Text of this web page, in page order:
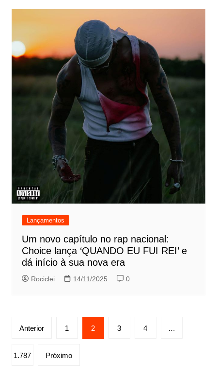
Lançamentos
Um novo capítulo no rap nacional:
Choice lança ‘QUANDO EU FUI REI’ e
dá início à sua nova era
Rociclei 14/11/2025 0
Paginação
posts
Anterior 1 2 3 4 …
1.787 Próximo